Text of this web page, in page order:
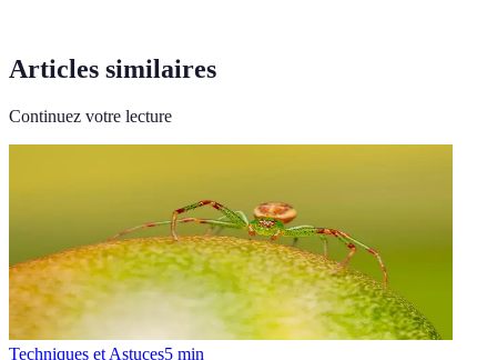
Articles similaires
Continuez votre lecture
Techniques et Astuces5 min